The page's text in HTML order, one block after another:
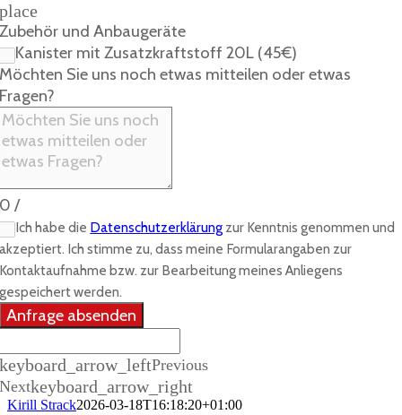
place
Zubehör und Anbaugeräte
Kanister mit Zusatzkraftstoff 20L (45€)
Möchten Sie uns noch etwas mitteilen oder etwas
Fragen?
0 /
Ich habe die Datenschutzerklärung zur Kenntnis genommen und
akzeptiert. Ich stimme zu, dass meine Formularangaben zur
Kontaktaufnahme bzw. zur Bearbeitung meines Anliegens
gespeichert werden.
Anfrage absenden
keyboard_arrow_leftPrevious
Nextkeyboard_arrow_right
Kirill Strack2026-03-18T16:18:20+01:00